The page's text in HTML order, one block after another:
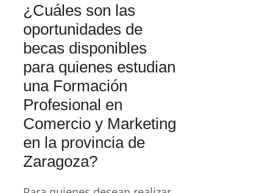
¿Cuáles son las
oportunidades de
becas disponibles
para quienes estudian
una Formación
Profesional en
Comercio y Marketing
en la provincia de
Zaragoza?